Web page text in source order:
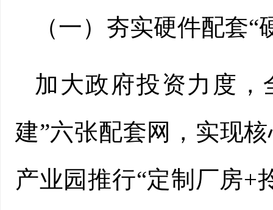
（一）夯实硬件配套“
加大政府投资力度
建”六张配套网，实现
产业园推行“定制厂房+